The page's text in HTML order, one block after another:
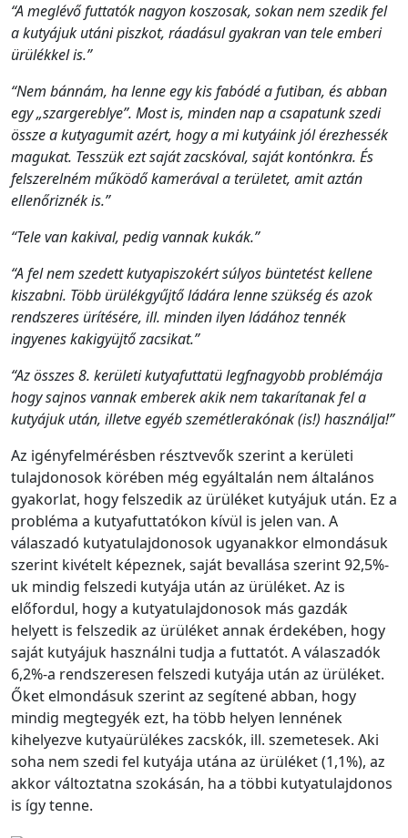
“A meglévő futtatók nagyon koszosak, sokan nem szedik fel
a kutyájuk utáni piszkot, ráadásul gyakran van tele emberi
ürülékkel is.”
“Nem bánnám, ha lenne egy kis fabódé a futiban, és abban
egy „szargereblye”. Most is, minden nap a csapatunk szedi
össze a kutyagumit azért, hogy a mi kutyáink jól érezhessék
magukat. Tesszük ezt saját zacskóval, saját kontónkra. És
felszerelném működő kamerával a területet, amit aztán
ellenőriznék is.”
“Tele van kakival, pedig vannak kukák.”
“A fel nem szedett kutyapiszokért súlyos büntetést kellene
kiszabni. Több ürülékgyűjtő ládára lenne szükség és azok
rendszeres ürítésére, ill. minden ilyen ládához tennék
ingyenes kakigyüjtő zacsikat.”
“Az összes 8. kerületi kutyafuttatü legfnagyobb problémája
hogy sajnos vannak emberek akik nem takarítanak fel a
kutyájuk után, illetve egyéb szemétlerakónak (is!) használja!”
Az igényfelmérésben résztvevők szerint a kerületi
tulajdonosok körében még egyáltalán nem általános
gyakorlat, hogy felszedik az ürüléket kutyájuk után. Ez a
probléma a kutyafuttatókon kívül is jelen van. A
válaszadó kutyatulajdonosok ugyanakkor elmondásuk
szerint kivételt képeznek, saját bevallása szerint 92,5%-
uk mindig felszedi kutyája után az ürüléket. Az is
előfordul, hogy a kutyatulajdonosok más gazdák
helyett is felszedik az ürüléket annak érdekében, hogy
saját kutyájuk használni tudja a futtatót. A válaszadók
6,2%-a rendszeresen felszedi kutyája után az ürüléket.
Őket elmondásuk szerint az segítené abban, hogy
mindig megtegyék ezt, ha több helyen lennének
kihelyezve kutyaürülékes zacskók, ill. szemetesek. Aki
soha nem szedi fel kutyája utána az ürüléket (1,1%), az
akkor változtatna szokásán, ha a többi kutyatulajdonos
is így tenne.